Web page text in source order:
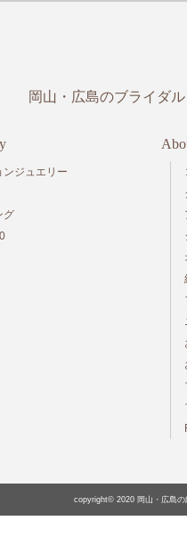
岡山・広島のブライダ
ンジュエリー
グ
copyright© 2020 岡山・広島